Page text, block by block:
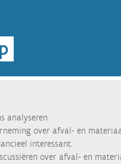
analyseren
over afval- en
interessant.
over afval- en